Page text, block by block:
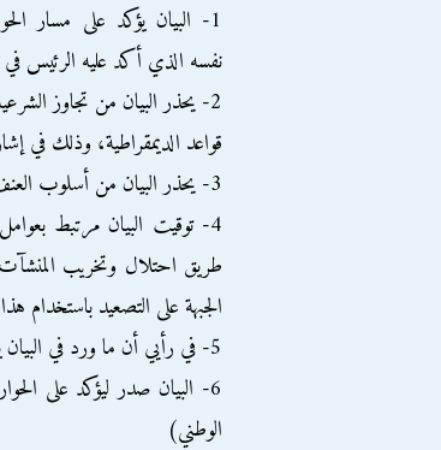
1- البيان يؤكد على مسار
نفسه الذي أكد عليه الرئيس
2- يحذر البيان من تجاوز الشرعية القانونية، وال
قواعد الديمقراطية، وذلك في
3- يحذر البيان من أسلوب العنف، وهو الأسلوب الذي تستخدمه جبهة البرادعي منذ بدء الأحداث.
4- توقيت البيان مرتبط
طريق احتلال وتخريب المنشآت
الجبهة على التصعيد باستخدام
5- في رأيي أن ما ورد في البيان يقلص من احتمالات اقتحام قصر الاتحادية.
6- البيان صدر ليؤكد على
الوطني)